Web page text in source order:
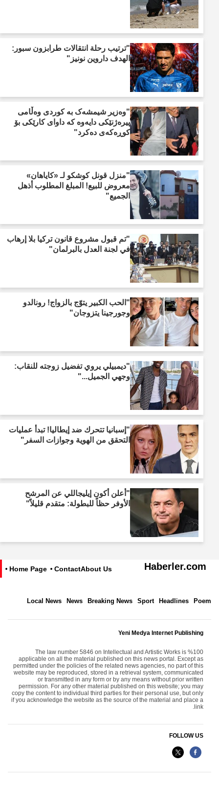
"ترتيب رحلة انتقالات طرابزون سبور:
الهدف داروين نونيز"
"وەزیر شیمشەک بە کوردی وەڵامی
پیرەژنێکی دایەوە کە داوای کارێکی بۆ
کوڕەکەی دەکرد"
"منزل قونل كوشكو لـ «كاياهان»
معروض للبيع! المبلغ المطلوب أذهل
الجميع"
"تم قبول مشروع قانون تركيا بلا إرهاب
في لجنة العدل بالبرلمان"
"الحب الكبير يتوّج بالزواج! رونالدو
وجورجينا يتزوجان"
"ديمبيلي يروي تفضيل زوجته للنقاب:
وجهي الجميل..."
"إسبانيا تتحرك ضد إيطاليا! تبدأ عمليات
التحقق من الهوية وجوازات السفر"
"أعلن أكون إيليجاللي عن المرشح
الأوفر حظاً للبطولة: متقدم قليلاً"
Haberler.com
About Us
Contact
Home Page
Poem
Headlines
Sport
Breaking News
News
Local News
Yeni Medya Internet Publishing
The law number 5846 on Intellectual and Artistic Works is %100
applicable on all the material published on this news portal. Except as
permitted under the policies of the related news agencies, no part of this
website may be reproduced, stored in a retrieval system, communicated
or transmitted in any form or by any means without prior written
permission. For any other material published on this website; you may
copy the content to individual third parties for their personal use, but only
if you acknowledge the website as the source of the material and place a
link.
FOLLOW US